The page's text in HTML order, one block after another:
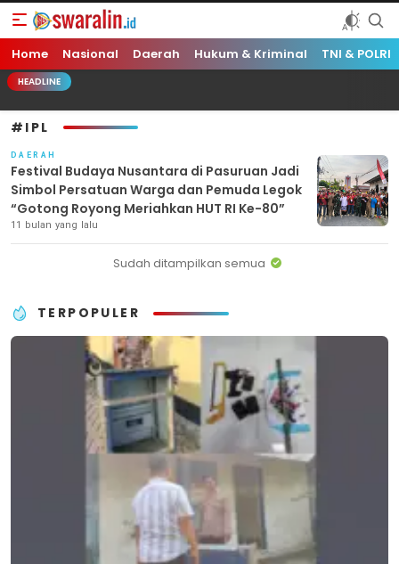
Swara Lin
Independent, Tajam & Profesional
Home Nasional Daerah Hukum & Kriminal TNI & POLRI
HEADLINE
#IPL
DAERAH
Festival Budaya Nusantara di Pasuruan Jadi
Simbol Persatuan Warga dan Pemuda Legok
“Gotong Royong Meriahkan HUT RI Ke-80”
11 bulan yang lalu
Sudah ditampilkan semua
TERPOPULER